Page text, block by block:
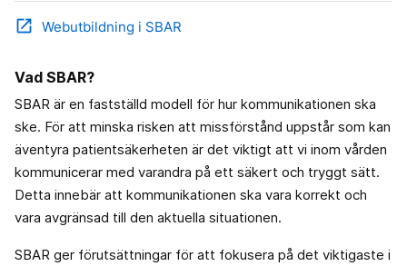
open_in_new Webutbildning i SBAR
Vad SBAR?
SBAR är en fastställd modell för hur kommunikationen ska
ske. För att minska risken att missförstånd uppstår som kan
äventyra patientsäkerheten är det viktigt att vi inom vården
kommunicerar med varandra på ett säkert och tryggt sätt.
Detta innebär att kommunikationen ska vara korrekt och
vara avgränsad till den aktuella situationen.
SBAR ger förutsättningar för att fokusera på det viktigaste i